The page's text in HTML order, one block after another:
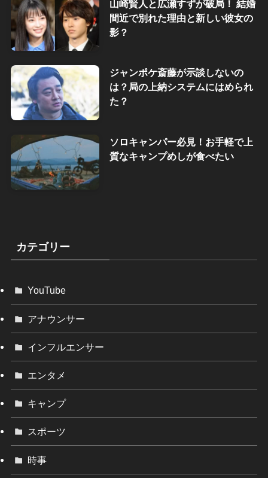
山崎賢人と広瀬すずが破局！ 結婚
間近で別れた理由と新しい彼女の
影？
ジャンポケ斎藤が示談しないの
は？局の上納システムにはめられ
た？
ソロキャンパー必見！お手軽で上
質なキャンプめしが食べたい
カテゴリー
YouTube
アナウンサー
インフルエンサー
エンタメ
キャンプ
スポーツ
時事